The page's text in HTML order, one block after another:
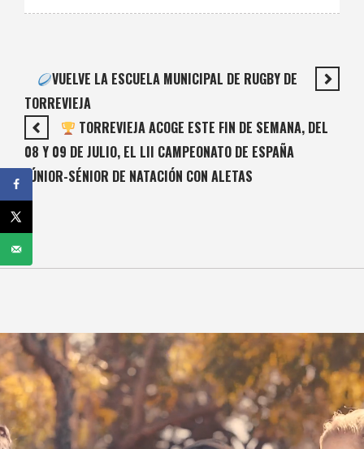
VUELVE LA ESCUELA MUNICIPAL DE RUGBY DE
TORREVIEJA
TORREVIEJA ACOGE ESTE FIN DE SEMANA, DEL
08 Y 09 DE JULIO, EL LII CAMPEONATO DE ESPAÑA
JÚNIOR-SÉNIOR DE NATACIÓN CON ALETAS